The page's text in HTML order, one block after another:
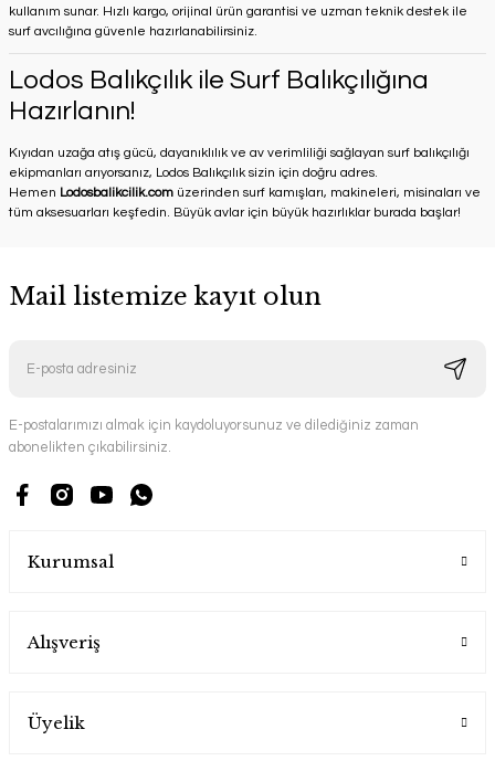
kullanım sunar. Hızlı kargo, orijinal ürün garantisi ve uzman teknik destek ile
surf avcılığına güvenle hazırlanabilirsiniz.
Lodos Balıkçılık ile Surf Balıkçılığına
Hazırlanın!
Kıyıdan uzağa atış gücü, dayanıklılık ve av verimliliği sağlayan surf balıkçılığı
ekipmanları arıyorsanız, Lodos Balıkçılık sizin için doğru adres.
Hemen Lodosbalikcilik.com üzerinden surf kamışları, makineleri, misinaları ve
tüm aksesuarları keşfedin. Büyük avlar için büyük hazırlıklar burada başlar!
Mail listemize kayıt olun
E-postalarımızı almak için kaydoluyorsunuz ve dilediğiniz zaman
abonelikten çıkabilirsiniz.
Kurumsal
Alışveriş
Üyelik